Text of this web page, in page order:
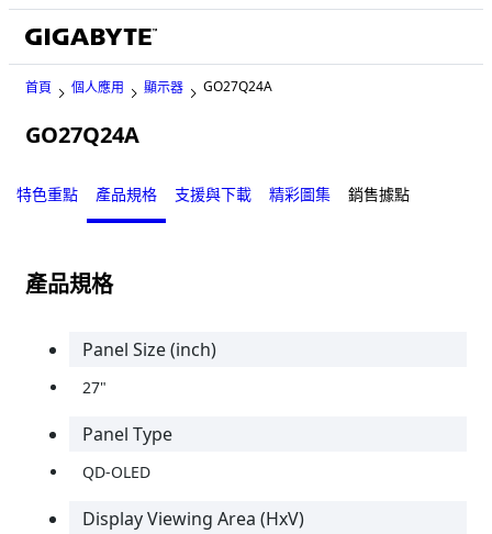
首頁 個人應用 顯示器 GO27Q24A
GO27Q24A
特色重點 產品規格 支援與下載 精彩圖集 銷售據點
產品規格
Panel Size (inch)
27"
Panel Type
QD-OLED
Display Viewing Area (HxV)